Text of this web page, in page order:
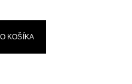
KOŠÍKA